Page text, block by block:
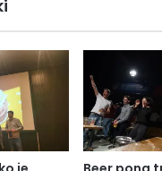
delovna brigada